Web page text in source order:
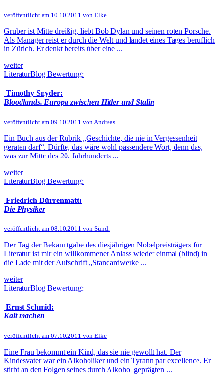
veröffentlicht am 10.10.2011 von Elke
Gruber ist Mitte dreißig, liebt Bob Dylan und seinen roten Porsche.
Als Manager reist er durch die Welt und landet eines Tages beruflich
in Zürich. Er denkt bereits über eine ...
weiter
LiteraturBlog Bewertung:
Timothy Snyder:
Bloodlands. Europa zwischen Hitler und Stalin
veröffentlicht am 09.10.2011 von Andreas
Ein Buch aus der Rubrik „Geschichte, die nie in Vergessenheit
geraten darf“. Dürfte, das wäre wohl passendere Wort, denn das,
was zur Mitte des 20. Jahrhunderts ...
weiter
LiteraturBlog Bewertung:
Friedrich Dürrenmatt:
Die Physiker
veröffentlicht am 08.10.2011 von Sündi
Der Tag der Bekanntgabe des diesjährigen Nobelpreisträgers für
Literatur ist mir ein willkommener Anlass wieder einmal (blind) in
die Lade mit der Aufschrift „Standardwerke ...
weiter
LiteraturBlog Bewertung:
Ernst Schmid:
Kalt machen
veröffentlicht am 07.10.2011 von Elke
Eine Frau bekommt ein Kind, das sie nie gewollt hat. Der
Kindesvater war ein Alkoholiker und ein Tyrann par excellence. Er
stirbt an den Folgen seines durch Alkohol geprägten ...